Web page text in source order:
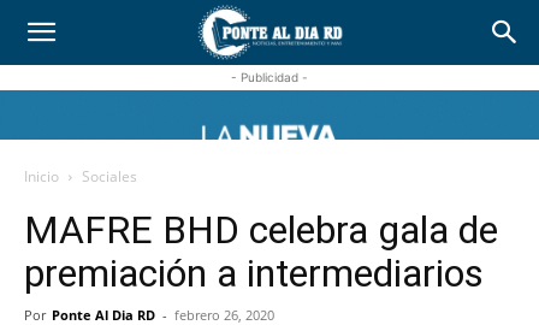
- Publicidad -
Inicio Sociales
MAFRE BHD celebra gala de
premiación a intermediarios
Por Ponte Al Dia RD - febrero 26, 2020